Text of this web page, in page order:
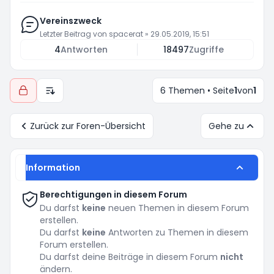
Vereinszweck
Letzter Beitrag von spacerat » 29.05.2019, 15:51
4Antworten 18497Zugriffe
Anzeige- und Sortierungs-Einstellungen
6 Themen • Seite1von1
Zurück zur Foren-Übersicht Gehe zu
Information
Berechtigungen in diesem Forum
Du darfst keine neuen Themen in diesem Forum
erstellen.
Du darfst keine Antworten zu Themen in diesem
Forum erstellen.
Du darfst deine Beiträge in diesem Forum nicht
ändern.